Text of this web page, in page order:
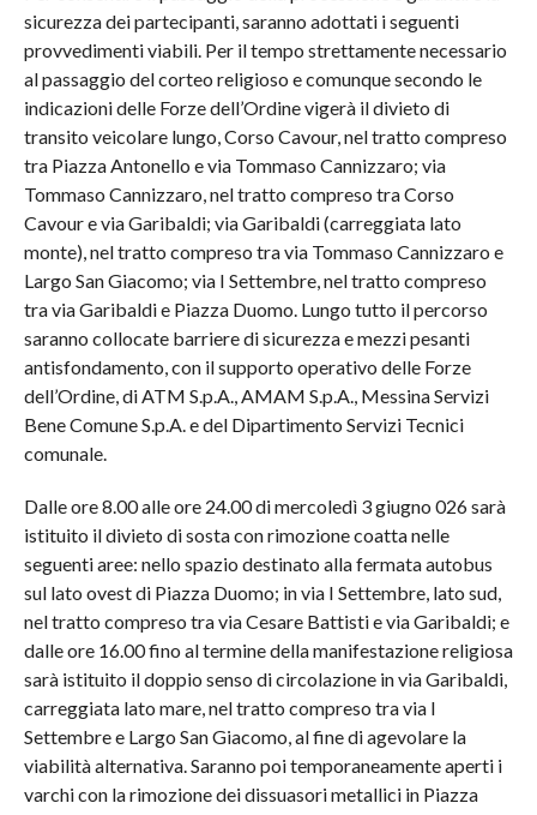
sicurezza dei partecipanti, saranno adottati i seguenti
provvedimenti viabili. Per il tempo strettamente necessario
al passaggio del corteo religioso e comunque secondo le
indicazioni delle Forze dell’Ordine vigerà il divieto di
transito veicolare lungo, Corso Cavour, nel tratto compreso
tra Piazza Antonello e via Tommaso Cannizzaro; via
Tommaso Cannizzaro, nel tratto compreso tra Corso
Cavour e via Garibaldi; via Garibaldi (carreggiata lato
monte), nel tratto compreso tra via Tommaso Cannizzaro e
Largo San Giacomo; via I Settembre, nel tratto compreso
tra via Garibaldi e Piazza Duomo. Lungo tutto il percorso
saranno collocate barriere di sicurezza e mezzi pesanti
antisfondamento, con il supporto operativo delle Forze
dell’Ordine, di ATM S.p.A., AMAM S.p.A., Messina Servizi
Bene Comune S.p.A. e del Dipartimento Servizi Tecnici
comunale.
Dalle ore 8.00 alle ore 24.00 di mercoledì 3 giugno 026 sarà
istituito il divieto di sosta con rimozione coatta nelle
seguenti aree: nello spazio destinato alla fermata autobus
sul lato ovest di Piazza Duomo; in via I Settembre, lato sud,
nel tratto compreso tra via Cesare Battisti e via Garibaldi; e
dalle ore 16.00 fino al termine della manifestazione religiosa
sarà istituito il doppio senso di circolazione in via Garibaldi,
carreggiata lato mare, nel tratto compreso tra via I
Settembre e Largo San Giacomo, al fine di agevolare la
viabilità alternativa. Saranno poi temporaneamente aperti i
varchi con la rimozione dei dissuasori metallici in Piazza